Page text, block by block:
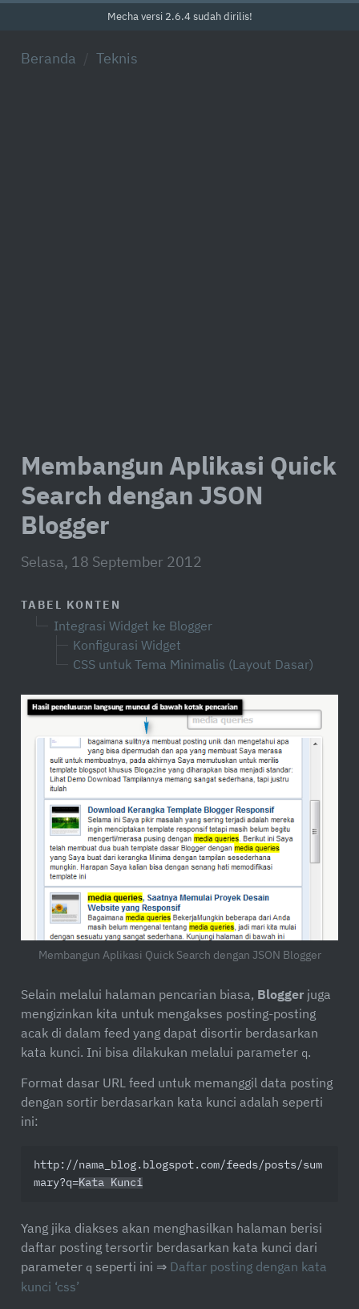
Mecha versi 2.6.4 sudah dirilis!
Beranda Teknis
Membangun Aplikasi Quick
Search dengan JSON
Blogger
Selasa, 18 September 2012
TABEL KONTEN
Integrasi Widget ke Blogger
Konfigurasi Widget
CSS untuk Tema Minimalis (Layout Dasar)
Membangun Aplikasi Quick Search dengan JSON Blogger
Selain melalui halaman pencarian biasa, Blogger juga
mengizinkan kita untuk mengakses posting-posting
acak di dalam feed yang dapat disortir berdasarkan
kata kunci. Ini bisa dilakukan melalui parameter q.
Format dasar URL feed untuk memanggil data posting
dengan sortir berdasarkan kata kunci adalah seperti
ini:
http://nama_blog.blogspot.com/feeds/posts/sum
mary?q=Kata Kunci
Yang jika diakses akan menghasilkan halaman berisi
daftar posting tersortir berdasarkan kata kunci dari
parameter q seperti ini ⇒ Daftar posting dengan kata
kunci ‘css’